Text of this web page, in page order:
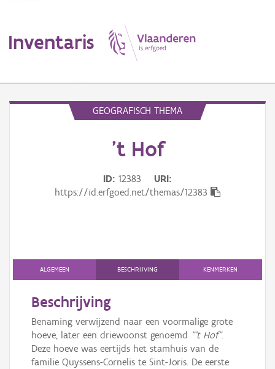
Inventaris
Persoon of collectief
Downloads
Hergebruik
Aanmelden
GEOGRAFISCH THEMA
't Hof
ID 12383
URI
https://id.erfgoed.net/themas/12383
ALGEMEEN BESCHRIJVING KENMERKEN
Beschrijving
Benaming verwijzend naar een voormalige grote
hoeve, later een driewoonst genoemd "'t Hof".
Deze hoeve was eertijds het stamhuis van de
familie Quyssens-Cornelis te Sint-Joris. De eerste